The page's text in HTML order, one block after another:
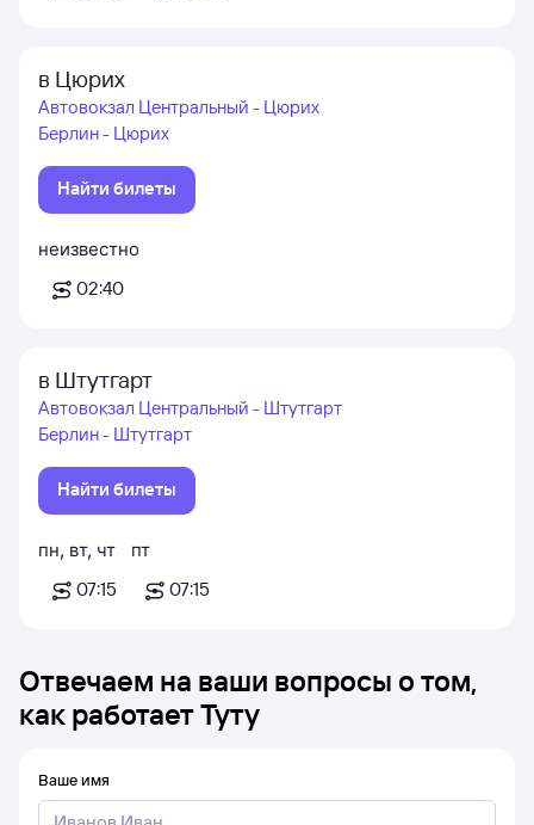
в Цюрих
Автовокзал Центральный - Цюрих
Берлин - Цюрих
Найти билеты
неизвестно
02:40
в Штутгарт
Автовокзал Центральный - Штутгарт
Берлин - Штутгарт
Найти билеты
пн, вт, чт
07:15
пт
07:15
Отвечаем на ваши вопросы о том,
как работает Туту
Ваше имя